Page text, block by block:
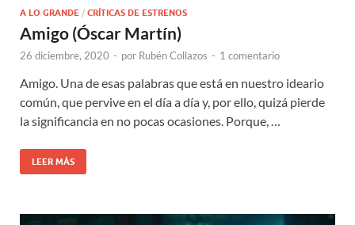
A LO GRANDE / CRÍTICAS DE ESTRENOS
Amigo (Óscar Martín)
26 diciembre, 2020 - por Rubén Collazos - 1 comentario
Amigo. Una de esas palabras que está en nuestro ideario
común, que pervive en el día a día y, por ello, quizá pierde
la significancia en no pocas ocasiones. Porque, …
LEER MÁS